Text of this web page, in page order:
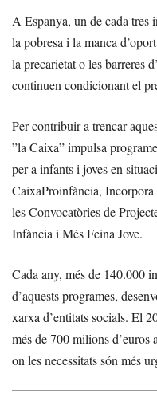
A Espanya, un de cada tres
la pobresa i la manca
la precarietat o les barreres
continuen condicionant el
Per contribuir a trencar
”la Caixa” impulsa
per a infants i joves en
CaixaProinfància, Incorpora
les Convocatòries de
Infància i Més Feina Jove.
Cada any, més de 140.000
d’aquests programes,
xarxa d’entitats socials. El
més de 700 milions d’euros
on les necessitats són més